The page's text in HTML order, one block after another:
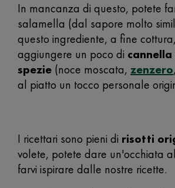
In mancanza di questo, potete
salamella (dal sapore molto
questo ingrediente, a fine
aggiungere un poco di cannella
spezie (noce moscata, zenzero
al piatto un tocco personale
I ricettari sono pieni di risotti
volete, potete dare un'occhiata
farvi ispirare dalle nostre ricette.